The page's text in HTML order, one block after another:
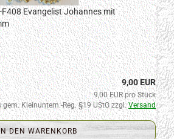
F408 Evangelist Johannes mit
9,00 EUR
9,00 EUR pro Stück
gem. Kleinuntern.-Reg. §19 UStG zzgl.Versand
DEN WARENKORB